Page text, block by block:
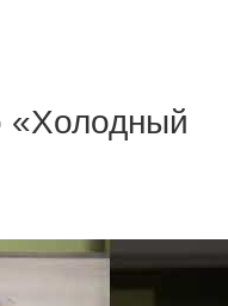
«Холодный